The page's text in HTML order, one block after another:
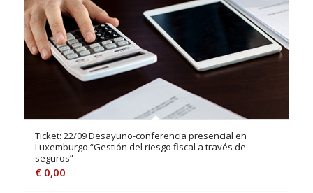
Ticket: 22/09 Desayuno-conferencia presencial en
Luxemburgo “Gestión del riesgo fiscal a través de
seguros”
€0,00